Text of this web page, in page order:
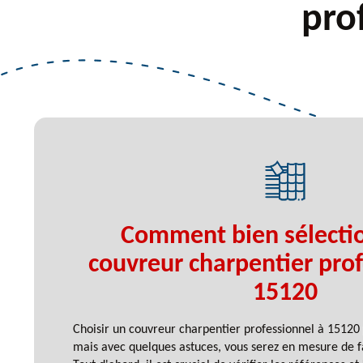
Comment bien
couvreur charpentier
15120
Choisir un couvreur charpentier professionnel à
mais avec quelques astuces, vous serez en mesure de